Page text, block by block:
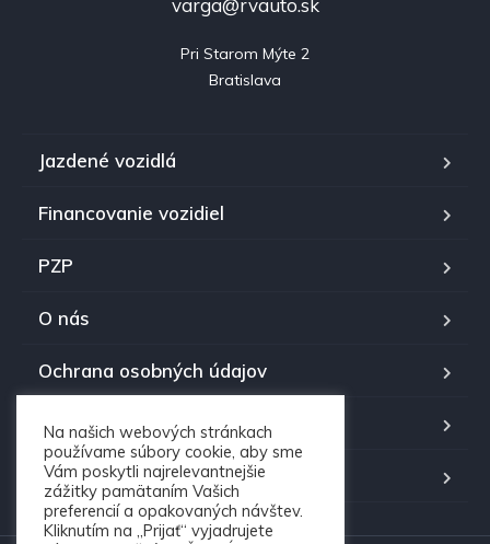
varga@rvauto.sk
Pri Starom Mýte 2
Bratislava
Jazdené vozidlá
Financovanie vozidiel
PZP
O nás
Ochrana osobných údajov
Kontakt RV auto
Časté otázky
Na našich webových stránkach
používame súbory cookie, aby sme
Vám poskytli najrelevantnejšie
zážitky pamätaním Vašich
preferencií a opakovaných návštev.
Kliknutím na „Prijať“ vyjadrujete